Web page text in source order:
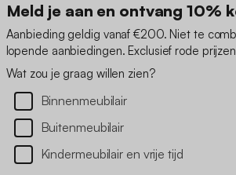
Meld je aan en ontvang 10%
Aanbieding geldig vanaf €200. Niet te
lopende aanbiedingen. Exclusief rode
Wat zou je graag willen zien?
Binnenmeubilair
Buitenmeubilair
Kindermeubilair en vrije tijd